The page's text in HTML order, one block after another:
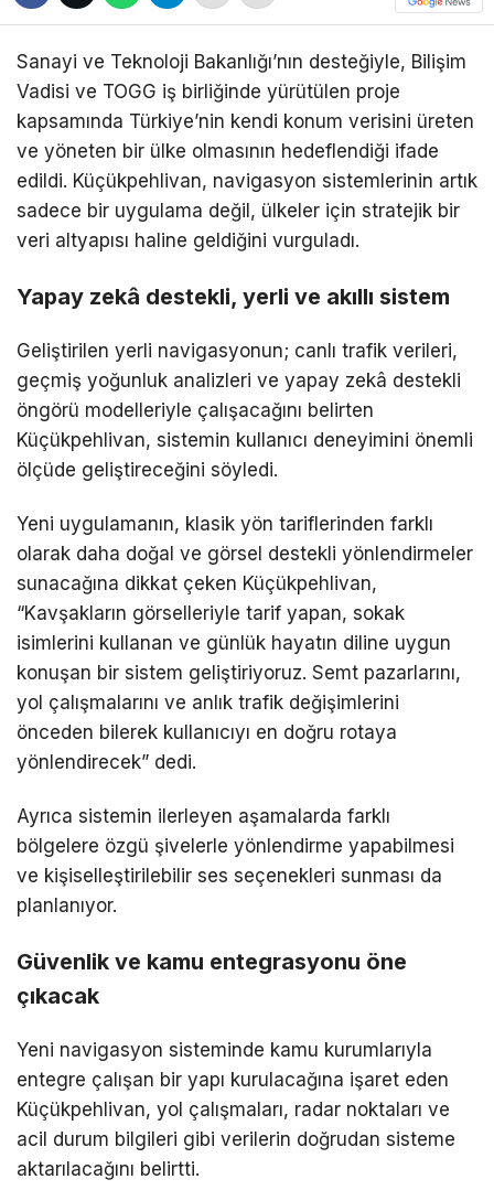
Sanayi ve Teknoloji Bakanlığı’nın desteğiyle, Bilişim
Vadisi ve TOGG iş birliğinde yürütülen proje
kapsamında Türkiye’nin kendi konum verisini üreten
ve yöneten bir ülke olmasının hedeflendiği ifade
edildi. Küçükpehlivan, navigasyon sistemlerinin artık
sadece bir uygulama değil, ülkeler için stratejik bir
veri altyapısı haline geldiğini vurguladı.
Yapay zekâ destekli, yerli ve akıllı sistem
Geliştirilen yerli navigasyonun; canlı trafik verileri,
geçmiş yoğunluk analizleri ve yapay zekâ destekli
öngörü modelleriyle çalışacağını belirten
Küçükpehlivan, sistemin kullanıcı deneyimini önemli
ölçüde geliştireceğini söyledi.
Yeni uygulamanın, klasik yön tariflerinden farklı
olarak daha doğal ve görsel destekli yönlendirmeler
sunacağına dikkat çeken Küçükpehlivan,
“Kavşakların görselleriyle tarif yapan, sokak
isimlerini kullanan ve günlük hayatın diline uygun
konuşan bir sistem geliştiriyoruz. Semt pazarlarını,
yol çalışmalarını ve anlık trafik değişimlerini
önceden bilerek kullanıcıyı en doğru rotaya
yönlendirecek” dedi.
Ayrıca sistemin ilerleyen aşamalarda farklı
bölgelere özgü şivelerle yönlendirme yapabilmesi
ve kişiselleştirilebilir ses seçenekleri sunması da
planlanıyor.
Güvenlik ve kamu entegrasyonu öne
çıkacak
Yeni navigasyon sisteminde kamu kurumlarıyla
entegre çalışan bir yapı kurulacağına işaret eden
Küçükpehlivan, yol çalışmaları, radar noktaları ve
acil durum bilgileri gibi verilerin doğrudan sisteme
aktarılacağını belirtti.